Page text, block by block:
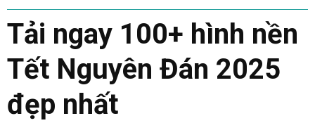
Tải ngay 100+ hình nền
Tết Nguyên Đán 2025
đẹp nhất